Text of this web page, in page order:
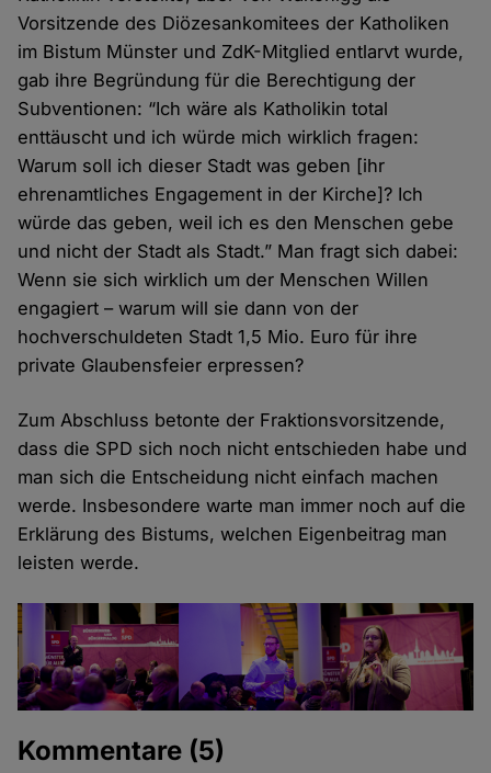
Vorsitzende des Diözesankomitees der Katholiken
im Bistum Münster und ZdK-Mitglied entlarvt wurde,
gab ihre Begründung für die Berechtigung der
Subventionen: “Ich wäre als Katholikin total
enttäuscht und ich würde mich wirklich fragen:
Warum soll ich dieser Stadt was geben [ihr
ehrenamtliches Engagement in der Kirche]? Ich
würde das geben, weil ich es den Menschen gebe
und nicht der Stadt als Stadt.” Man fragt sich dabei:
Wenn sie sich wirklich um der Menschen Willen
engagiert – warum will sie dann von der
hochverschuldeten Stadt 1,5 Mio. Euro für ihre
private Glaubensfeier erpressen?
Zum Abschluss betonte der Fraktionsvorsitzende,
dass die SPD sich noch nicht entschieden habe und
man sich die Entscheidung nicht einfach machen
werde. Insbesondere warte man immer noch auf die
Erklärung des Bistums, welchen Eigenbeitrag man
leisten werde.
Kommentare (5)